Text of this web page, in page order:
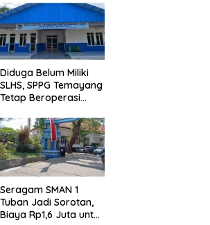
Diduga Belum Miliki
SLHS, SPPG Temayang
Tetap Beroperasi
Seragam SMAN 1
Tuban Jadi Sorotan,
Biaya Rp1,6 Juta untuk